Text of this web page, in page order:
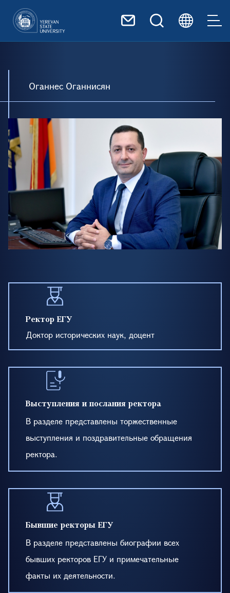
Оганнес Оганнисян
Ректор ЕГУ
Доктор исторических наук, доцент
Выступления и послания ректора
В разделе представлены торжественные
выступления и поздравительные обращения
ректора.
Бывшие ректоры ЕГУ
В разделе представлены биографии всех
бывших ректоров ЕГУ и примечательные
факты их деятельности.